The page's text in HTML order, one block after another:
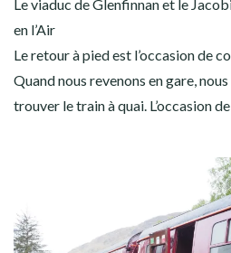
Le viaduc de Glenfinnan et le
en l’Air
Le retour à pied est l’occasion de
Quand nous revenons en gare,
trouver le train à quai. L’occasion